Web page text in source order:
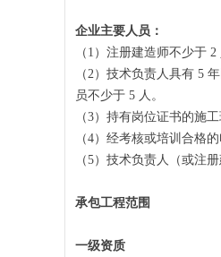
企业主要人员：
（1）注册建造师不少于 2
（2）技术负责人具有 5
员不少于 5 人。
（3）持有岗位证书的施
（4）经考核或培训合格
（5）技术负责人（或注
承包工程范围
一级资质